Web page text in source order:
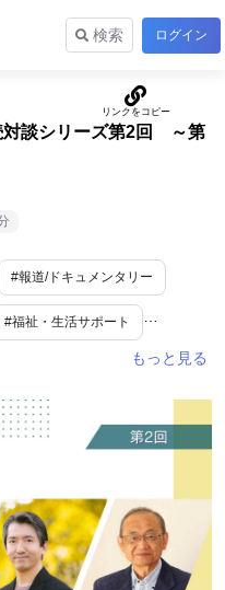
検索 ログイン
対談シリーズ第2回 ～第
#報道/ドキュメンタリー
#福祉・生活サポート
#社長・CEO